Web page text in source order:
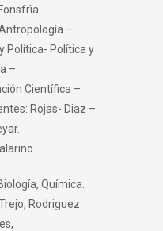
–
Política- Política y
–
Científica –
Rojas- Diaz –
Química.
Rodriguez